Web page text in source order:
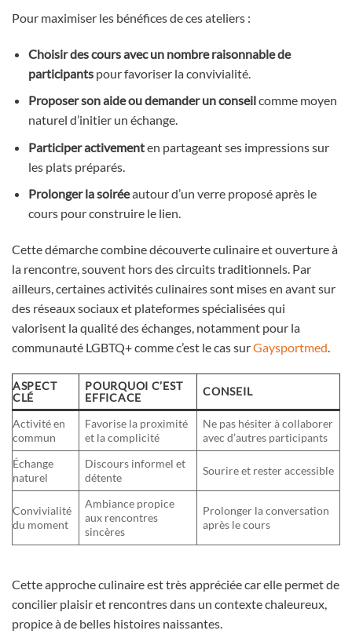
Pour maximiser les bénéfices de ces ateliers :
Choisir des cours avec un nombre raisonnable de
participantspour favoriser la convivialité.
Proposer son aide ou demander un conseilcomme moyen
naturel d’initier un échange.
Participer activementen partageant ses impressions sur
les plats préparés.
Prolonger la soiréeautour d’un verre proposé après le
cours pour construire le lien.
Cette démarche combine découverte culinaire et ouverture à
la rencontre, souvent hors des circuits traditionnels. Par
ailleurs, certaines activités culinaires sont mises en avant sur
des réseaux sociaux et plateformes spécialisées qui
valorisent la qualité des échanges, notamment pour la
communauté LGBTQ+ comme c’est le cas surGaysportmed.
ASPECT
CLÉ
POURQUOI C’EST
EFFICACE
CONSEIL
Activité en
commun
Favorise la proximité
et la complicité
Ne pas hésiter à collaborer
avec d’autres participants
Échange
naturel
Discours informel et
détente
Sourire et rester accessible
Convivialité
du moment
Ambiance propice
aux rencontres
sincères
Prolonger la conversation
après le cours
Cette approche culinaire est très appréciée car elle permet de
concilier plaisir et rencontres dans un contexte chaleureux,
propice à de belles histoires naissantes.